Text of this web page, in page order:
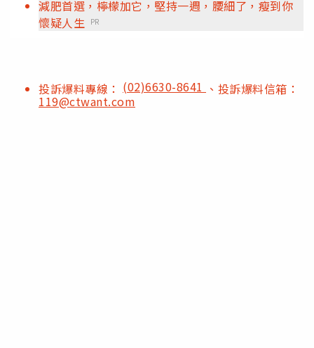
減肥首選，檸檬加它，堅持一週，腰細了，瘦到你
懷疑人生 PR
投訴爆料專線： (02)6630-8641 、投訴爆料信箱：
119@ctwant.com